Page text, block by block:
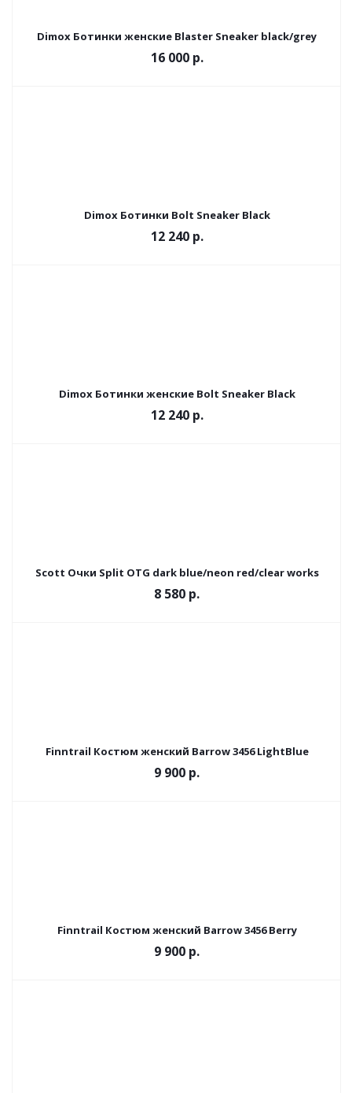
Dimox Ботинки женские Blaster Sneaker black/grey
16 000 р.
Dimox Ботинки Bolt Sneaker Black
12 240 р.
Dimox Ботинки женские Bolt Sneaker Black
12 240 р.
Scott Очки Split OTG dark blue/neon red/clear works
8 580 р.
Finntrail Костюм женский Barrow 3456 LightBlue
9 900 р.
Finntrail Костюм женский Barrow 3456 Berry
9 900 р.